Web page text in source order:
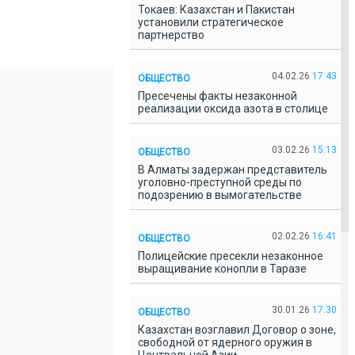
Токаев: Казахстан и Пакистан
установили стратегическое
партнерство
ОБЩЕСТВО 04.02.26 17:43
Пресечены факты незаконной
реализации оксида азота в столице
ОБЩЕСТВО 03.02.26 15:13
В Алматы задержан представитель
уголовно-преступной среды по
подозрению в вымогательстве
ОБЩЕСТВО 02.02.26 16:41
Полицейские пресекли незаконное
выращивание конопли в Таразе
ОБЩЕСТВО 30.01.26 17:30
Казахстан возглавил Договор о зоне,
свободной от ядерного оружия в